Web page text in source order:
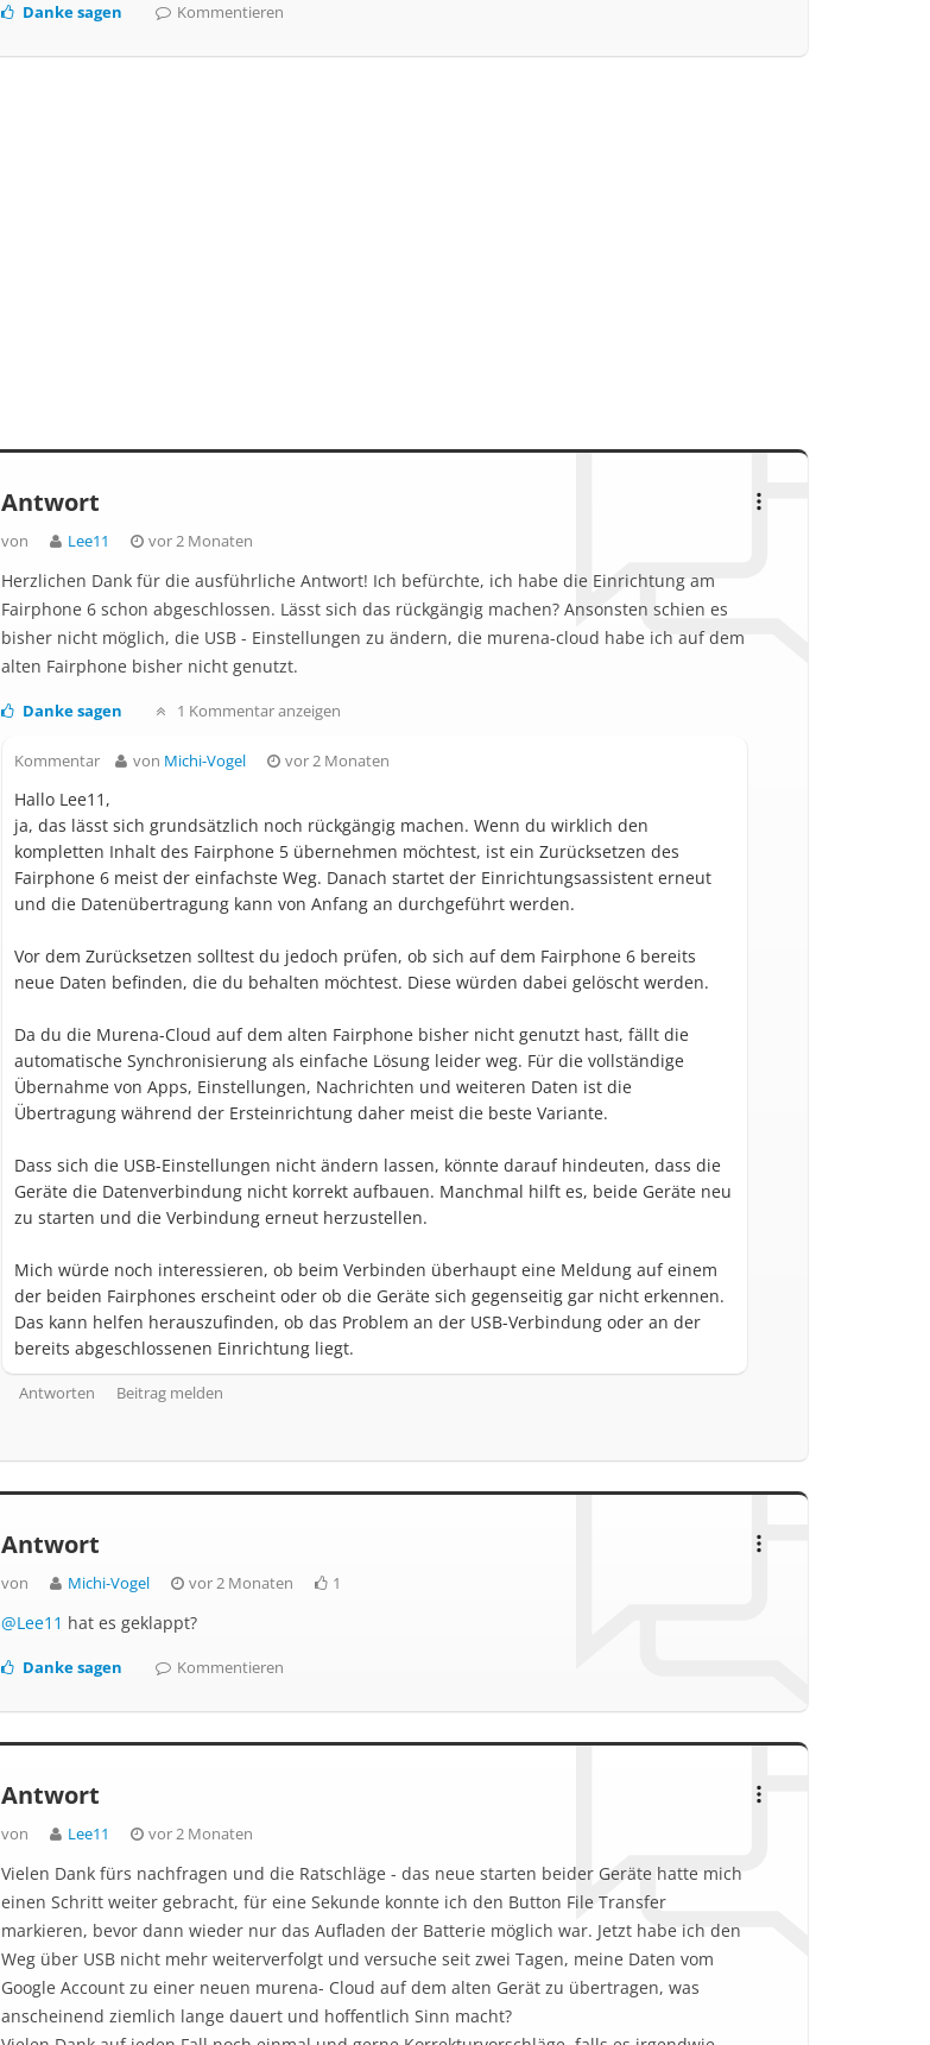
Danke sagen Kommentieren
Antwort
von Lee11 vor 2 Monaten
Herzlichen Dank für die ausführliche Antwort! Ich befürchte, ich habe die Einrichtung am
Fairphone 6 schon abgeschlossen. Lässt sich das rückgängig machen? Ansonsten schien es
bisher nicht möglich, die USB - Einstellungen zu ändern, die murena-cloud habe ich auf dem
alten Fairphone bisher nicht genutzt.
Danke sagen 1 Kommentar anzeigen
Kommentar von Michi-Vogel vor 2 Monaten
Hallo Lee11,
ja, das lässt sich grundsätzlich noch rückgängig machen. Wenn du wirklich den
kompletten Inhalt des Fairphone 5 übernehmen möchtest, ist ein Zurücksetzen des
Fairphone 6 meist der einfachste Weg. Danach startet der Einrichtungsassistent erneut
und die Datenübertragung kann von Anfang an durchgeführt werden.
Vor dem Zurücksetzen solltest du jedoch prüfen, ob sich auf dem Fairphone 6 bereits
neue Daten befinden, die du behalten möchtest. Diese würden dabei gelöscht werden.
Da du die Murena-Cloud auf dem alten Fairphone bisher nicht genutzt hast, fällt die
automatische Synchronisierung als einfache Lösung leider weg. Für die vollständige
Übernahme von Apps, Einstellungen, Nachrichten und weiteren Daten ist die
Übertragung während der Ersteinrichtung daher meist die beste Variante.
Dass sich die USB-Einstellungen nicht ändern lassen, könnte darauf hindeuten, dass die
Geräte die Datenverbindung nicht korrekt aufbauen. Manchmal hilft es, beide Geräte neu
zu starten und die Verbindung erneut herzustellen.
Mich würde noch interessieren, ob beim Verbinden überhaupt eine Meldung auf einem
der beiden Fairphones erscheint oder ob die Geräte sich gegenseitig gar nicht erkennen.
Das kann helfen herauszufinden, ob das Problem an der USB-Verbindung oder an der
bereits abgeschlossenen Einrichtung liegt.
Antworten Beitrag melden
Antwort
von Michi-Vogel vor 2 Monaten 1
@Lee11 hat es geklappt?
Danke sagen Kommentieren
Antwort
von Lee11 vor 2 Monaten
Vielen Dank fürs nachfragen und die Ratschläge - das neue starten beider Geräte hatte mich
einen Schritt weiter gebracht, für eine Sekunde konnte ich den Button File Transfer
markieren, bevor dann wieder nur das Aufladen der Batterie möglich war. Jetzt habe ich den
Weg über USB nicht mehr weiterverfolgt und versuche seit zwei Tagen, meine Daten vom
Google Account zu einer neuen murena- Cloud auf dem alten Gerät zu übertragen, was
anscheinend ziemlich lange dauert und hoffentlich Sinn macht?